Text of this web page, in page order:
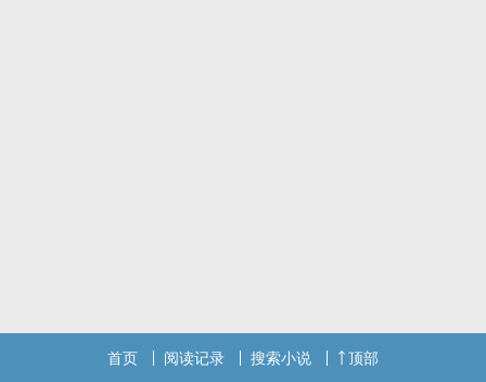
首页 阅读记录 搜索小说 顶部